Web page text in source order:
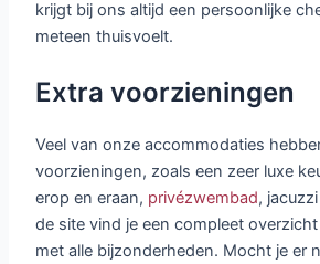
krijgt bij ons altijd een persoonlijke
meteen thuisvoelt.
Extra voorzieningen
Veel van onze accommodaties
voorzieningen, zoals een zeer luxe
erop en eraan, privézwembad,
de site vind je een compleet
met alle bijzonderheden. Mocht je er